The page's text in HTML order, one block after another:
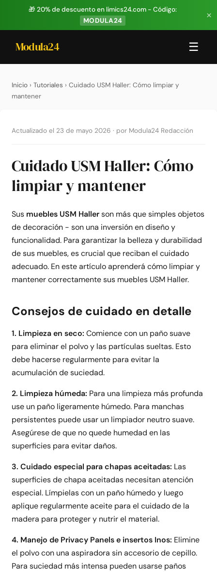
🎁 20% de descuento en limics24.com - Código:
MODULA24
×
Modula24 ☰
Inicio › Tutoriales › Cuidado USM Haller: Cómo limpiar y
mantener
Actualizado el 23 de mayo 2026 · por Modula24 Redacción
Cuidado USM Haller: Cómo
limpiar y mantener
Sus muebles USM Hallerson más que simples objetos
de decoración - son una inversión en diseño y
funcionalidad. Para garantizar la belleza y durabilidad
de sus muebles, es crucial que reciban el cuidado
adecuado. En este artículo aprenderá cómo limpiar y
mantener correctamente sus muebles USM Haller.
Consejos de cuidado en detalle
1. Limpieza en seco: Comience con un paño suave
para eliminar el polvo y las partículas sueltas. Esto
debe hacerse regularmente para evitar la
acumulación de suciedad.
2. Limpieza húmeda: Para una limpieza más profunda
use un paño ligeramente húmedo. Para manchas
persistentes puede usar un limpiador neutro suave.
Asegúrese de que no quede humedad en las
superficies para evitar daños.
3. Cuidado especial para chapas aceitadas: Las
superficies de chapa aceitadas necesitan atención
especial. Límpielas con un paño húmedo y luego
aplique regularmente aceite para el cuidado de la
madera para proteger y nutrir el material.
4. Manejo de Privacy Panels e insertos Inos: Elimine
el polvo con una aspiradora sin accesorio de cepillo.
Para suciedad más intensa pueden usarse paños